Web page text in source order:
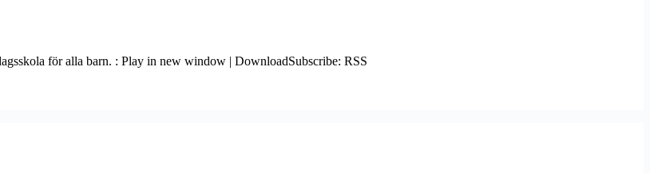
för alla barn. : Play in new window | DownloadSubscribe: RSS